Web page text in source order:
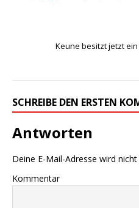
Keune besitzt jetzt
SCHREIBE DEN ERSTEN
Antworten
Deine E-Mail-Adresse wird
Kommentar